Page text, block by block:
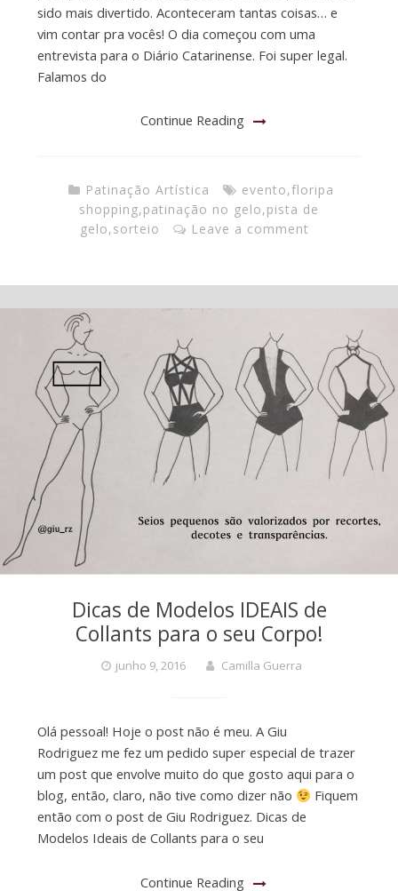
sido mais divertido. Aconteceram tantas coisas… e
vim contar pra vocês! O dia começou com uma
entrevista para o Diário Catarinense. Foi super legal.
Falamos do
Continue Reading
Patinação Artística evento,floripa
shopping,patinação no gelo,pista de
gelo,sorteio Leave a comment
Dicas de Modelos IDEAIS de
Collants para o seu Corpo!
junho 9, 2016 Camilla Guerra
Olá pessoal! Hoje o post não é meu. A Giu
Rodriguez me fez um pedido super especial de trazer
um post que envolve muito do que gosto aqui para o
blog, então, claro, não tive como dizer não
Fiquem
então com o post de Giu Rodriguez. Dicas de
Modelos Ideais de Collants para o seu
Continue Reading